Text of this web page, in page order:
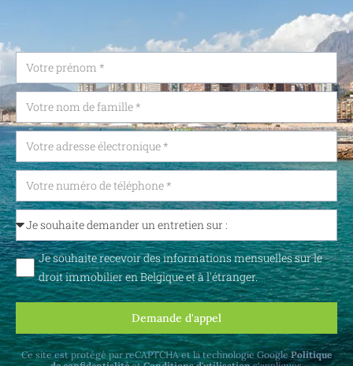
Je souhaite recevoir des informations mensuelles sur le
droit immobilier en Belgique et à l'étranger.
Demande d'appel
Ce site est protégé par reCAPTCHA et la technologie GooglePolitique